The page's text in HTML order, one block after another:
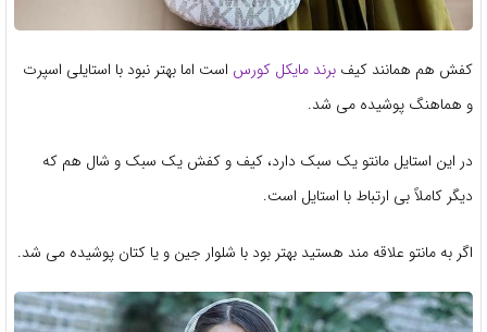
کفش هم همانند کیف برند مایکل کورس است اما بهتر نبود با استایلی اسپرت
و هماهنگ پوشیده می شد.
در این استایل مانتو یک سبک دارد، کیف و کفش یک سبک و شال هم که
دیگر کاملاً بی ارتباط با استایل است.
اگر به مانتو علاقه مند هستید بهتر بود با شلوار جین و یا کتان پوشیده می شد.